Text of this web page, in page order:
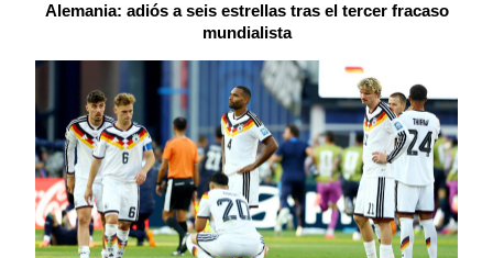
Alemania: adiós a seis estrellas tras el tercer fracaso
mundialista